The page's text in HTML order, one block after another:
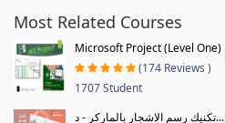
Most Related Courses
Microsoft Project (Level One)
(174 Reviews )
1707 Student
تكنيك رسم الاشجار بالماركر - د...